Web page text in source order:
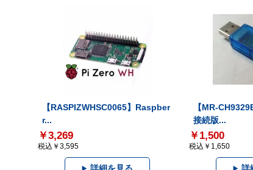
【RASPIZWHSC0065】Raspber
r...
￥3,269
税込￥3,595
【MR-
接続版...
￥1,500
税込￥1,650